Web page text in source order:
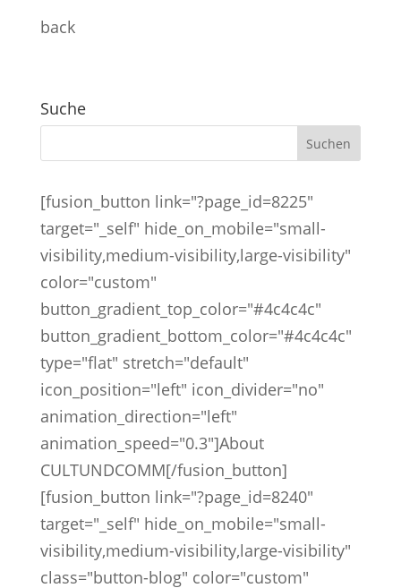
back
Suche
[fusion_button link="?page_id=8225"
target="_self" hide_on_mobile="small-
visibility,medium-visibility,large-visibility"
color="custom"
button_gradient_top_color="#4c4c4c"
button_gradient_bottom_color="#4c4c4c"
type="flat" stretch="default"
icon_position="left" icon_divider="no"
animation_direction="left"
animation_speed="0.3"]About
CULTUNDCOMM[/fusion_button]
[fusion_button link="?page_id=8240"
target="_self" hide_on_mobile="small-
visibility,medium-visibility,large-visibility"
class="button-blog" color="custom"